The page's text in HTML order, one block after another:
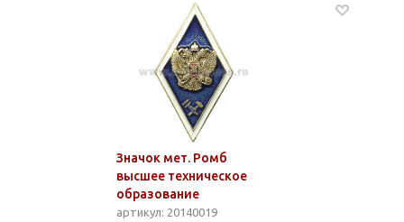
Значок мет. Ромб
высшее техническое
образование
артикул: 20140019